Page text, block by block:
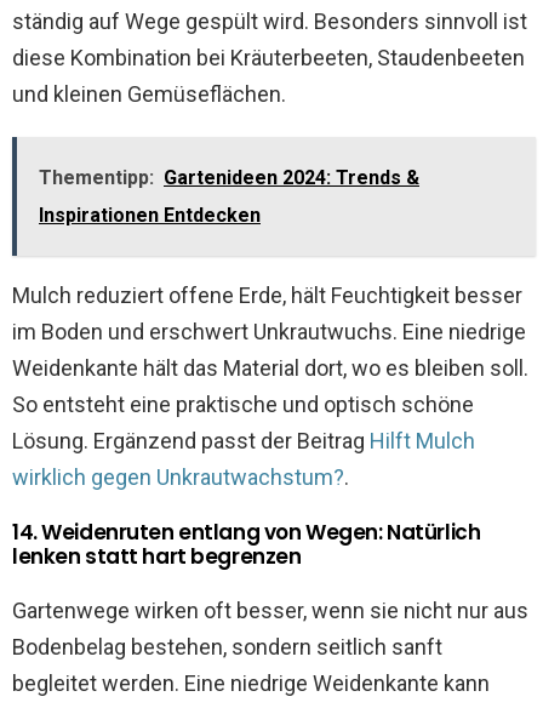
ständig auf Wege gespült wird. Besonders sinnvoll ist
diese Kombination bei Kräuterbeeten, Staudenbeeten
und kleinen Gemüseflächen.
Thementipp: Gartenideen 2024: Trends &
Inspirationen Entdecken
Mulch reduziert offene Erde, hält Feuchtigkeit besser
im Boden und erschwert Unkrautwuchs. Eine niedrige
Weidenkante hält das Material dort, wo es bleiben soll.
So entsteht eine praktische und optisch schöne
Lösung. Ergänzend passt der Beitrag Hilft Mulch
wirklich gegen Unkrautwachstum?.
14. Weidenruten entlang von Wegen: Natürlich
lenken statt hart begrenzen
Gartenwege wirken oft besser, wenn sie nicht nur aus
Bodenbelag bestehen, sondern seitlich sanft
begleitet werden. Eine niedrige Weidenkante kann